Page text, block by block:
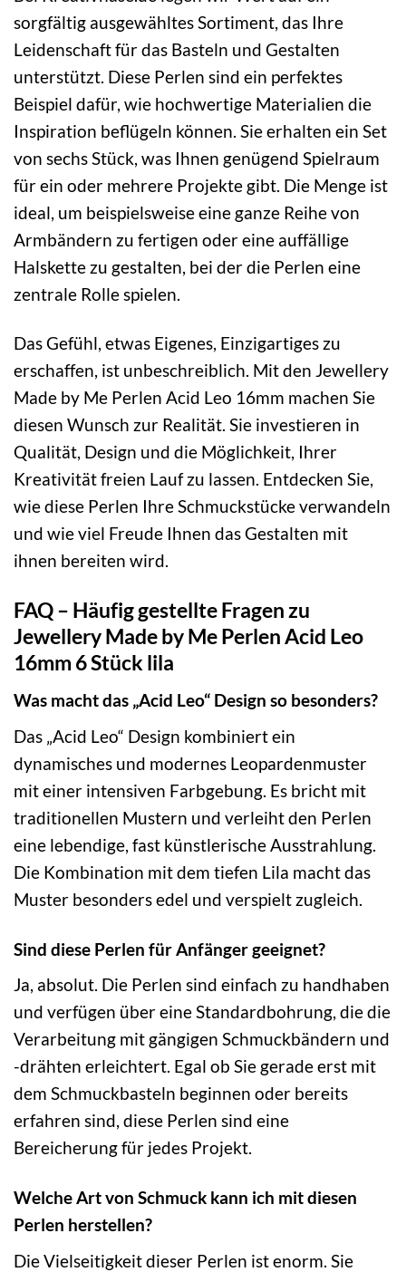
sorgfältig ausgewähltes Sortiment, das Ihre
Leidenschaft für das Basteln und Gestalten
unterstützt. Diese Perlen sind ein perfektes
Beispiel dafür, wie hochwertige Materialien die
Inspiration beflügeln können. Sie erhalten ein Set
von sechs Stück, was Ihnen genügend Spielraum
für ein oder mehrere Projekte gibt. Die Menge ist
ideal, um beispielsweise eine ganze Reihe von
Armbändern zu fertigen oder eine auffällige
Halskette zu gestalten, bei der die Perlen eine
zentrale Rolle spielen.
Das Gefühl, etwas Eigenes, Einzigartiges zu
erschaffen, ist unbeschreiblich. Mit den Jewellery
Made by Me Perlen Acid Leo 16mm machen Sie
diesen Wunsch zur Realität. Sie investieren in
Qualität, Design und die Möglichkeit, Ihrer
Kreativität freien Lauf zu lassen. Entdecken Sie,
wie diese Perlen Ihre Schmuckstücke verwandeln
und wie viel Freude Ihnen das Gestalten mit
ihnen bereiten wird.
FAQ – Häufig gestellte Fragen zu
Jewellery Made by Me Perlen Acid Leo
16mm 6 Stück lila
Was macht das „Acid Leo“ Design so besonders?
Das „Acid Leo“ Design kombiniert ein
dynamisches und modernes Leopardenmuster
mit einer intensiven Farbgebung. Es bricht mit
traditionellen Mustern und verleiht den Perlen
eine lebendige, fast künstlerische Ausstrahlung.
Die Kombination mit dem tiefen Lila macht das
Muster besonders edel und verspielt zugleich.
Sind diese Perlen für Anfänger geeignet?
Ja, absolut. Die Perlen sind einfach zu handhaben
und verfügen über eine Standardbohrung, die die
Verarbeitung mit gängigen Schmuckbändern und
-drähten erleichtert. Egal ob Sie gerade erst mit
dem Schmuckbasteln beginnen oder bereits
erfahren sind, diese Perlen sind eine
Bereicherung für jedes Projekt.
Welche Art von Schmuck kann ich mit diesen
Perlen herstellen?
Die Vielseitigkeit dieser Perlen ist enorm. Sie